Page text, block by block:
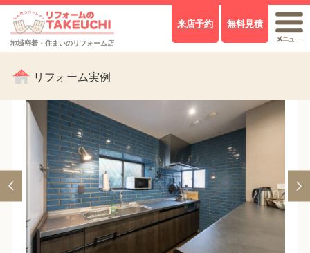
地域密着・住まいのリフォーム店
来店予約 無料見積
リフォーム実例